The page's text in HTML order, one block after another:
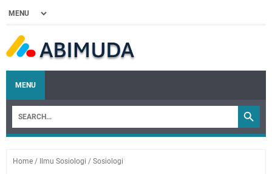
MENU
Home / Ilmu Sosiologi / Sosiologi